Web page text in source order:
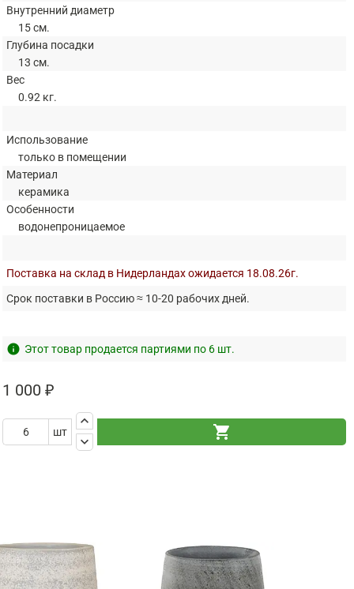
Внутренний диаметр
15 см.
Глубина посадки
13 см.
Вес
0.92 кг.
Использование
только в помещении
Материал
керамика
Особенности
водонепроницаемое
Поставка на склад в Нидерландах ожидается 18.08.26г.
Срок поставки в Россию ≈ 10-20 рабочих дней.
info Этот товар продается партиями по 6 шт.
1 000 ₽
шт
keyboard_arrow_up
keyboard_arrow_down
shopping_cart